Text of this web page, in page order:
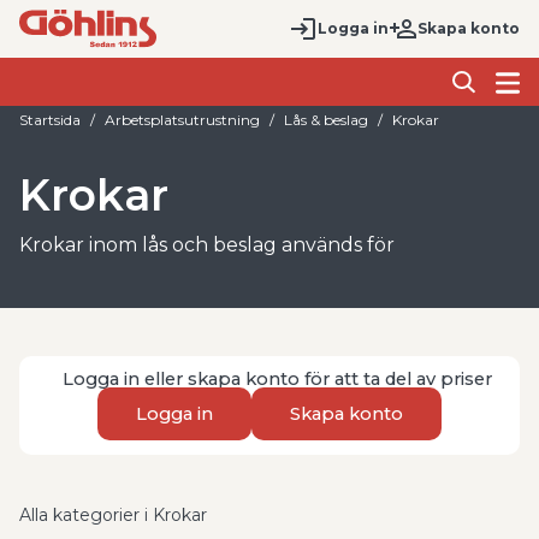
Logga in Skapa konto
Startsida Arbetsplatsutrustning Lås & beslag Krokar
Krokar
Krokar inom lås och beslag används för
hem, verkstad, förråd och offentlig miljö. Med rätt
föremål på ett säkert och lättillgängligt sätt.
Hos Göhlins finns flera typer av krokar för olika
båtringar och övriga krokar. Sortimentet omfattar
Logga in eller skapa konto för att ta del av priser
Logga in
Skapa konto
Alla kategorier i Krokar